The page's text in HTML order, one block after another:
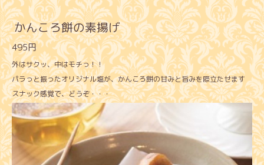
かんころ餅の素揚げ
495円
外はサクッ、中はモチっ！！
パラっと振ったオリジナル塩が、かんころ餅の甘みと旨みを際立たせます
スナック感覚で、どうぞ・・・